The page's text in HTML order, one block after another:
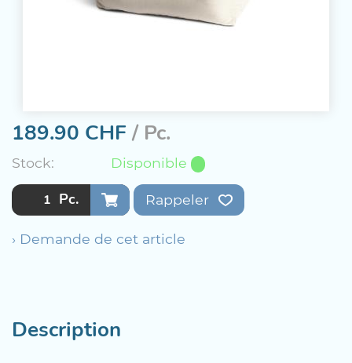
189.90 CHF/ Pc.
Stock: Disponible
Pc. Rappeler
› Demande de cet article
Description